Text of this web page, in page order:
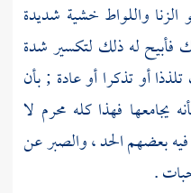
واللواط خشية شديدة
له ذلك لتكسير شدة
أو تذكرا أو عادة ; بأن
يجامعها فهذا كله محرم لا
بعضهم الحد ، والصبر عن
.